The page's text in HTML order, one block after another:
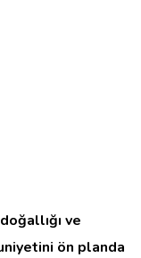
ve
ön planda